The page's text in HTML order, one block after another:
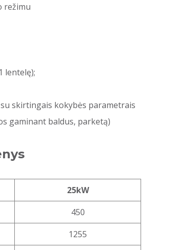
režimu
lentelę);
skirtingais kokybės parametrais
gaminant baldus, parketą)
25kW
450
1255